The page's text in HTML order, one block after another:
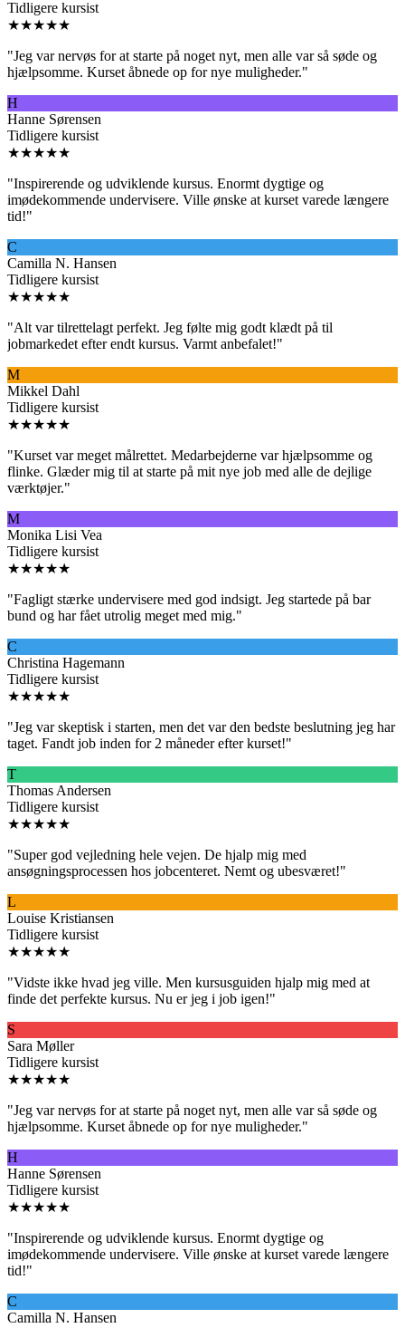
Tidligere kursist
★★★★★
"Jeg var nervøs for at starte på noget nyt, men alle var så søde og
hjælpsomme. Kurset åbnede op for nye muligheder."
H
Hanne Sørensen
Tidligere kursist
★★★★★
"Inspirerende og udviklende kursus. Enormt dygtige og
imødekommende undervisere. Ville ønske at kurset varede længere
tid!"
C
Camilla N. Hansen
Tidligere kursist
★★★★★
"Alt var tilrettelagt perfekt. Jeg følte mig godt klædt på til
jobmarkedet efter endt kursus. Varmt anbefalet!"
M
Mikkel Dahl
Tidligere kursist
★★★★★
"Kurset var meget målrettet. Medarbejderne var hjælpsomme og
flinke. Glæder mig til at starte på mit nye job med alle de dejlige
værktøjer."
M
Monika Lisi Vea
Tidligere kursist
★★★★★
"Fagligt stærke undervisere med god indsigt. Jeg startede på bar
bund og har fået utrolig meget med mig."
C
Christina Hagemann
Tidligere kursist
★★★★★
"Jeg var skeptisk i starten, men det var den bedste beslutning jeg har
taget. Fandt job inden for 2 måneder efter kurset!"
T
Thomas Andersen
Tidligere kursist
★★★★★
"Super god vejledning hele vejen. De hjalp mig med
ansøgningsprocessen hos jobcenteret. Nemt og ubesværet!"
L
Louise Kristiansen
Tidligere kursist
★★★★★
"Vidste ikke hvad jeg ville. Men kursusguiden hjalp mig med at
finde det perfekte kursus. Nu er jeg i job igen!"
S
Sara Møller
Tidligere kursist
★★★★★
"Jeg var nervøs for at starte på noget nyt, men alle var så søde og
hjælpsomme. Kurset åbnede op for nye muligheder."
H
Hanne Sørensen
Tidligere kursist
★★★★★
"Inspirerende og udviklende kursus. Enormt dygtige og
imødekommende undervisere. Ville ønske at kurset varede længere
tid!"
C
Camilla N. Hansen